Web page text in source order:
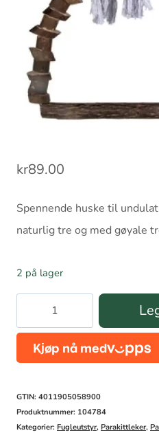
kr89.00
Spennende huske til
naturlig tre og med gøyale
2 på lager
Fugleleke
Swing
antall
GTIN: 4011905058900
Produktnummer: 104784
Kategorier: Fugleutstyr, Parakittleker,